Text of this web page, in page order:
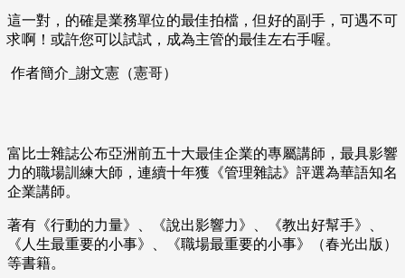
這一對，的確是業務單位的最佳拍檔，但好的副手，可遇不可
求啊！或許您可以試試，成為主管的最佳左右手喔。
作者簡介_謝文憲（憲哥）
富比士雜誌公布亞洲前五十大最佳企業的專屬講師，最具影響
力的職場訓練大師，連續十年獲《管理雜誌》評選為華語知名
企業講師。
著有《行動的力量》、《說出影響力》、《教出好幫手》、
《人生最重要的小事》、《職場最重要的小事》（春光出版）
等書籍。